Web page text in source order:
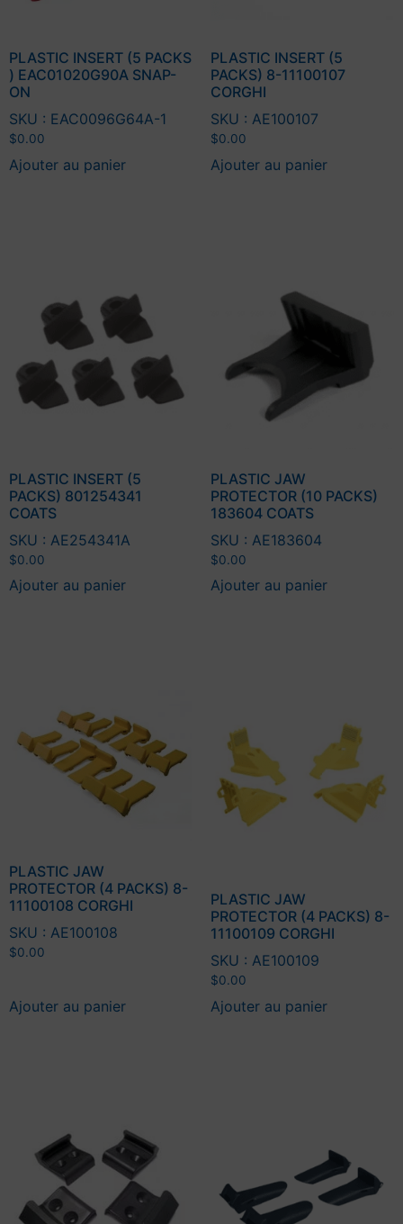
PLASTIC INSERT (5 PACKS
) EAC01020G90A SNAP-
ON
SKU : EAC0096G64A-1
$0.00
Ajouter au panier
PLASTIC INSERT (5
PACKS) 8-11100107
CORGHI
SKU : AE100107
$0.00
Ajouter au panier
PLASTIC INSERT (5
PACKS) 801254341
COATS
SKU : AE254341A
$0.00
Ajouter au panier
PLASTIC JAW
PROTECTOR (10 PACKS)
183604 COATS
SKU : AE183604
$0.00
Ajouter au panier
PLASTIC JAW
PROTECTOR (4 PACKS) 8-
11100108 CORGHI
SKU : AE100108
$0.00
Ajouter au panier
PLASTIC JAW
PROTECTOR (4 PACKS) 8-
11100109 CORGHI
SKU : AE100109
$0.00
Ajouter au panier